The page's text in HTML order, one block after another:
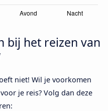
bij het reizen van
niet! Wil je voorkomen
je reis? Volg dan deze